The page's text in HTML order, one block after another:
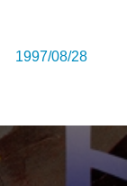
1997/08/28